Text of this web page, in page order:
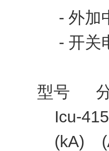
- 外加
- 开关
型号 分
Icu-
(kA)